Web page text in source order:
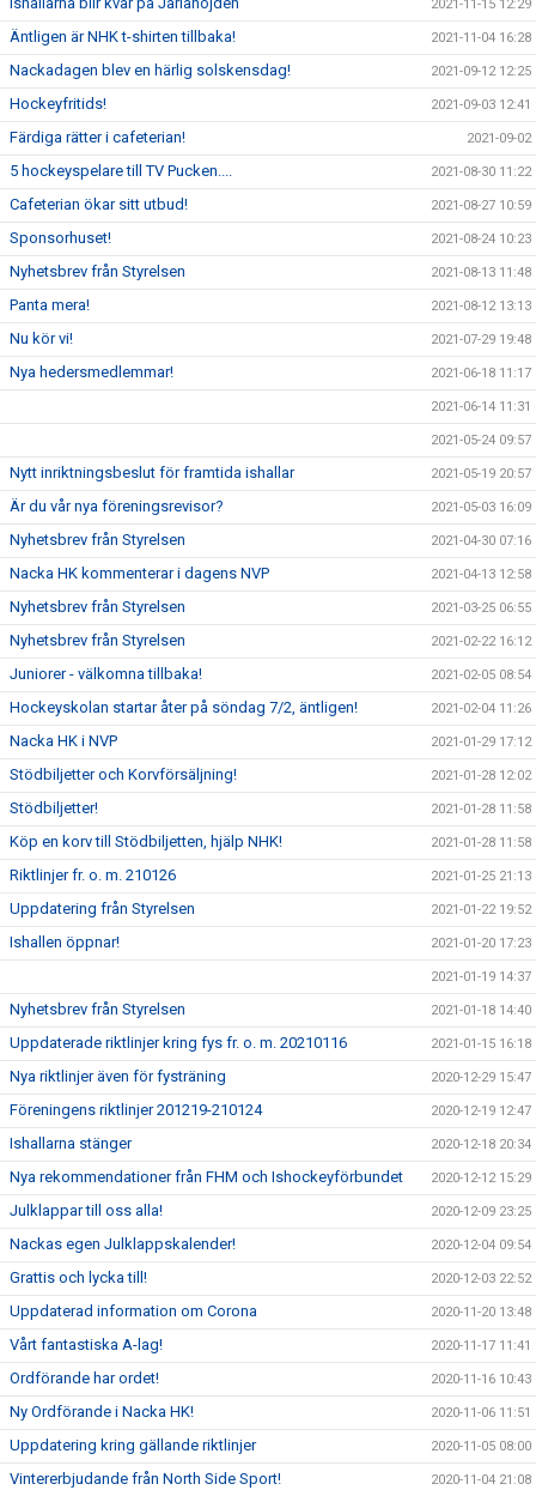
2021-11-15 12:29
Äntligen är NHK t-shirten tillbaka! 2021-11-04 16:28
Nackadagen blev en härlig solskensdag! 2021-09-12 12:25
Hockeyfritids! 2021-09-03 12:41
Färdiga rätter i cafeterian! 2021-09-02
5 hockeyspelare till TV Pucken.... 2021-08-30 11:22
Cafeterian ökar sitt utbud! 2021-08-27 10:59
Sponsorhuset! 2021-08-24 10:23
Nyhetsbrev från Styrelsen 2021-08-13 11:48
Panta mera! 2021-08-12 13:13
Nu kör vi! 2021-07-29 19:48
Nya hedersmedlemmar! 2021-06-18 11:17
2021-06-14 11:31
2021-05-24 09:57
Nytt inriktningsbeslut för framtida ishallar 2021-05-19 20:57
Är du vår nya föreningsrevisor? 2021-05-03 16:09
Nyhetsbrev från Styrelsen 2021-04-30 07:16
Nacka HK kommenterar i dagens NVP 2021-04-13 12:58
Nyhetsbrev från Styrelsen 2021-03-25 06:55
Nyhetsbrev från Styrelsen 2021-02-22 16:12
Juniorer - välkomna tillbaka! 2021-02-05 08:54
Hockeyskolan startar åter på söndag 7/2, äntligen! 2021-02-04 11:26
Nacka HK i NVP 2021-01-29 17:12
Stödbiljetter och Korvförsäljning! 2021-01-28 12:02
Stödbiljetter! 2021-01-28 11:58
Köp en korv till Stödbiljetten, hjälp NHK! 2021-01-28 11:58
Riktlinjer fr. o. m. 210126 2021-01-25 21:13
Uppdatering från Styrelsen 2021-01-22 19:52
Ishallen öppnar! 2021-01-20 17:23
2021-01-19 14:37
Nyhetsbrev från Styrelsen 2021-01-18 14:40
Uppdaterade riktlinjer kring fys fr. o. m. 20210116 2021-01-15 16:18
Nya riktlinjer även för fysträning 2020-12-29 15:47
Föreningens riktlinjer 201219-210124 2020-12-19 12:47
Ishallarna stänger 2020-12-18 20:34
Nya rekommendationer från FHM och Ishockeyförbundet 2020-12-12 15:29
Julklappar till oss alla! 2020-12-09 23:25
Nackas egen Julklappskalender! 2020-12-04 09:54
Grattis och lycka till! 2020-12-03 22:52
Uppdaterad information om Corona 2020-11-20 13:48
Vårt fantastiska A-lag! 2020-11-17 11:41
Ordförande har ordet! 2020-11-16 10:43
Ny Ordförande i Nacka HK! 2020-11-06 11:51
Uppdatering kring gällande riktlinjer 2020-11-05 08:00
Vintererbjudande från North Side Sport! 2020-11-04 21:08